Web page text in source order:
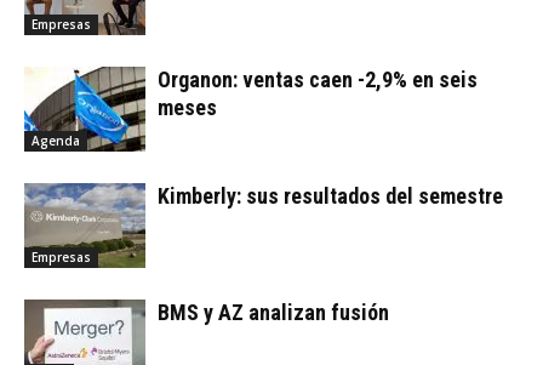
Empresas
Agenda
Organon: ventas caen -2,9% en seis
meses
Empresas
Kimberly: sus resultados del semestre
BMS y AZ analizan fusión